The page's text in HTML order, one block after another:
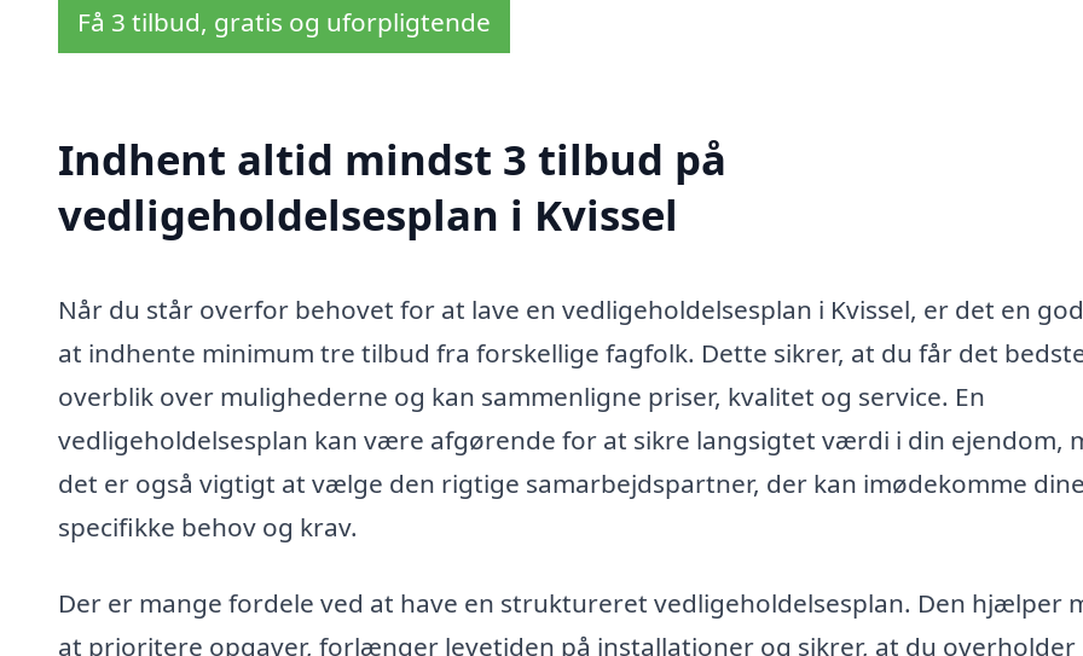
Få 3 tilbud, gratis og uforpligtende
Indhent altid mindst 3 tilbud på
vedligeholdelsesplan i Kvissel
Når du står overfor behovet for at lave en vedligeholdelsesplan i Kvissel, er det en
at indhente minimum tre tilbud fra forskellige fagfolk. Dette sikrer, at du får det
overblik over mulighederne og kan sammenligne priser, kvalitet og service. En
vedligeholdelsesplan kan være afgørende for at sikre langsigtet værdi i din ejendom,
det er også vigtigt at vælge den rigtige samarbejdspartner, der kan imødekomme
specifikke behov og krav.
Der er mange fordele ved at have en struktureret vedligeholdelsesplan. Den hjælper
at prioritere opgaver, forlænger levetiden på installationer og sikrer, at du overholder